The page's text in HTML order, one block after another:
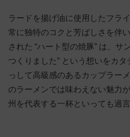
ラードを揚げ油に使用したフラ
常に独特のコクと芳ばしさを伴
された “ハート型の焼豚” は、サ
つくりました” という想いをカ
っして高級感のあるカップラー
のラーメンでは味わえない魅力
州を代表する一杯といっても過